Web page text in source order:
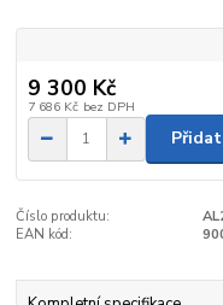
9 300 Kč
7 686 Kč bez DPH
Číslo produktu:
EAN kód: